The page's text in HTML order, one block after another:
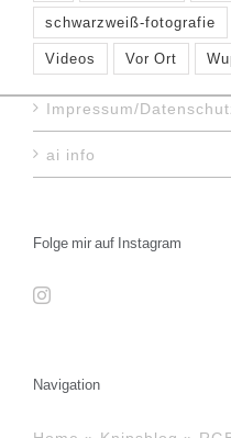
schwarzweiß-fotografie
Videos
Vor Ort
Impressum/
ai info
Folge mir auf Instagram
Navigation